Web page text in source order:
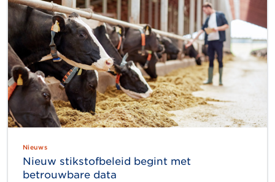
Nieuws
Nieuw stikstofbeleid begint met
betrouwbare data